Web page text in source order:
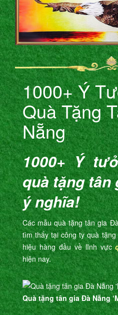
1000+ Ý
Quà Tặng
Nẵng
1000+ Ý
quà tặng tân
ý nghĩa!
Các mẫu quà tặng tân gia
tìm thấy tại công ty quà
hiệu hàng đầu về lĩnh vực
hiện nay.
Quà tặng tân gia Đà Nẵng